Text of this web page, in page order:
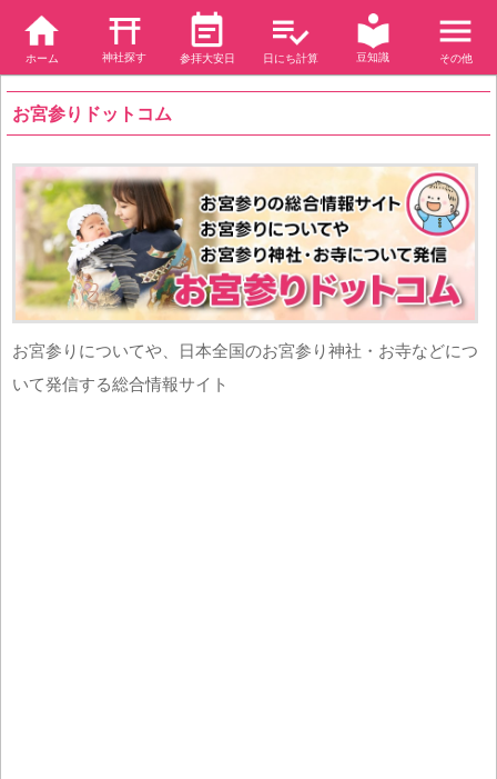
ホーム 神社探す 参拝大安日 日にち計算 豆知識 その他
お宮参りドットコム
お宮参りについてや、日本全国のお宮参り神社・お寺などにつ
いて発信する総合情報サイト